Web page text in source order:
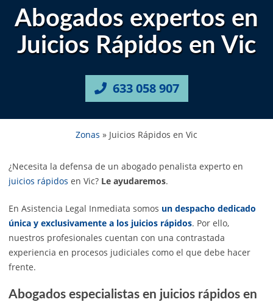
Abogados expertos en
Juicios Rápidos en Vic
633 058 907
Zonas » Juicios Rápidos en Vic
¿Necesita la defensa de un abogado penalista experto en
juicios rápidos en Vic? Le ayudaremos.
En Asistencia Legal Inmediata somos un despacho dedicado
única y exclusivamente a los juicios rápidos. Por ello,
nuestros profesionales cuentan con una contrastada
experiencia en procesos judiciales como el que debe hacer
frente.
Abogados especialistas en juicios rápidos en